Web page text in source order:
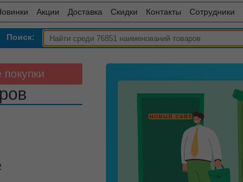
Акции Доставка Скидки Контакты Сотрудники
Поиск: